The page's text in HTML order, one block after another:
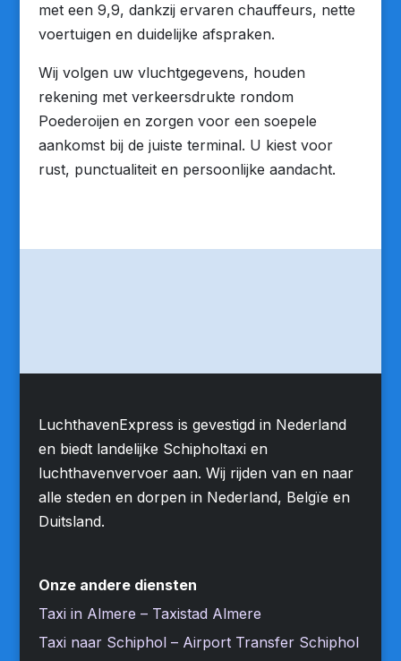
met een 9,9, dankzij ervaren chauffeurs, nette
voertuigen en duidelijke afspraken.
Wij volgen uw vluchtgegevens, houden
rekening met verkeersdrukte rondom
Poederoijen en zorgen voor een soepele
aankomst bij de juiste terminal. U kiest voor
rust, punctualiteit en persoonlijke aandacht.
LuchthavenExpress is gevestigd in Nederland
en biedt landelijke Schipholtaxi en
luchthavenvervoer aan. Wij rijden van en naar
alle steden en dorpen in Nederland, Belgïe en
Duitsland.
Onze andere diensten
Taxi in Almere – Taxistad Almere
Taxi naar Schiphol – Airport Transfer Schiphol